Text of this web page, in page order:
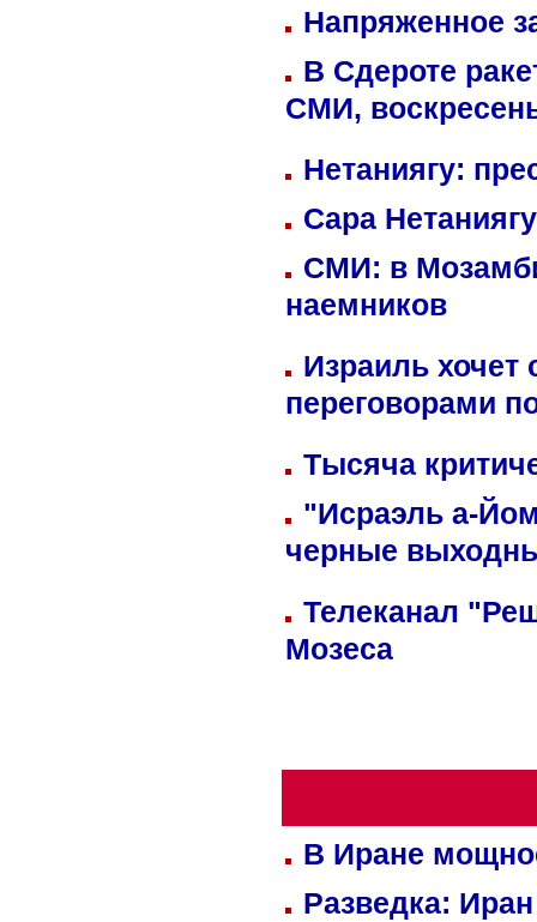
Напряженное
В Сдероте
СМИ,
Нетаниягу:
Сара
СМИ: в
наемников
Израиль хочет
переговорами
Тысяча
"Исраэль а-
черные
Телеканал
Мозеса
В Иране
Разведка: